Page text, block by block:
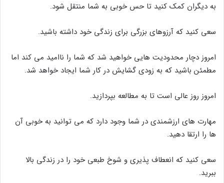
به دیگران کمک کنید تا حس خوبی به شما منتقل شود.
سعی کنید که آرزوهای بزرگی برای زندگی خود داشته باشید.
امروز دچار محدودیت هایی خواهید شد که شما را ناامید می کند اما
مطمئن باشید که به زودی گشایش در کار شما ایجاد خواهد شد.
امروز روز عالی است تا به مطالعه بپردازید.
مهارت های ارزشمندی در شما وجود دارد که می توانید به خوبی آن
ها را ارتقا دهید.
سعی کنید که انعطاف پذیری و شوخ طبعی خود را در زندگی بالا
ببرید.